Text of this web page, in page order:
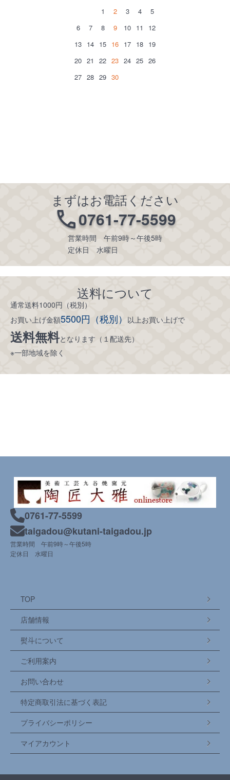
1
2 3 4
5
6
7 8 9 10 11
12
13 14 15 16 17 18 19
20 21 22 23 24 25 26
27 28 29 30
まずはお電話ください
0761-77-5599
営業時間 午前9時～午後5時
定休日 水曜日
送料について
通常送料1000円（税別）
お買い上げ金額5500円（税別） 以上お買い上げで
送料無料となります（１配送先）
※一部地域を除く
0761-77-5599
taigadou@kutani-taigadou.jp
営業時間 午前9時～午後5時
定休日 水曜日
TOP
店舗情報
熨斗について
ご利用案内
お問い合わせ
特定商取引法に基づく表記
プライバシーポリシー
マイアカウント